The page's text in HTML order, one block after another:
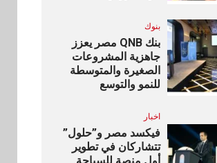
بنوك
بنك QNB مصر يعزز
جاهزية المشروعات
الصغيرة والمتوسطة
للنمو والتوسع
اخبار
فيكسد مصر و”حلول”
تتشاركان في تطوير